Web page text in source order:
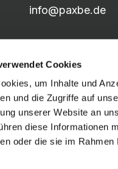
Cookies
um Inhalte und
und die Zugriffe auf
unserer Website an
diese Informationen
oder die sie im
info@paxbe.de